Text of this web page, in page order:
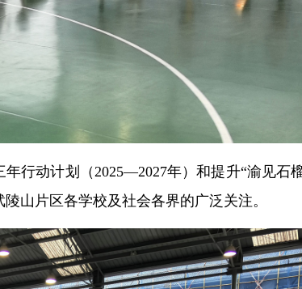
行动计划（2025—2027年）和提升“渝见石
山片区各学校及社会各界的广泛关注。